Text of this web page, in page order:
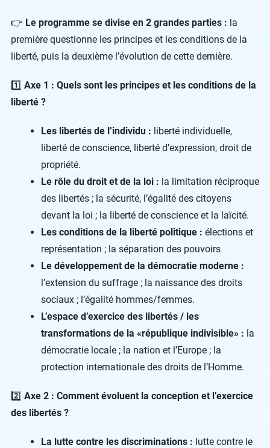
👉 Le programme se divise en 2 grandes parties : la
première questionne les principes et les conditions de la
liberté, puis la deuxième l’évolution de cette dernière.
1️⃣ Axe 1 : Quels sont les principes et les conditions de la
liberté ?
Les libertés de l’individu : liberté individuelle,
liberté de conscience, liberté d’expression, droit de
propriété.
Le rôle du droit et de la loi : la limitation réciproque
des libertés ; la sécurité, l’égalité des citoyens
devant la loi ; la liberté de conscience et la laïcité.
Les conditions de la liberté politique : élections et
représentation ; la séparation des pouvoirs
Le développement de la démocratie moderne :
l’extension du suffrage ; la naissance des droits
sociaux ; l’égalité hommes/femmes.
L’espace d’exercice des libertés / les
transformations de la «république indivisible» : la
démocratie locale ; la nation et l’Europe ; la
protection internationale des droits de l’Homme.
2️⃣ Axe 2 : Comment évoluent la conception et l’exercice
des libertés ?
La lutte contre les discriminations : lutte contre le